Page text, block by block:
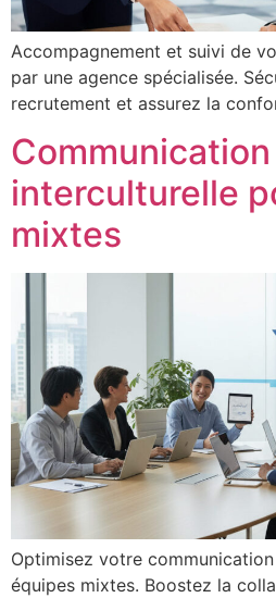
Accompagnement et suivi de
par une agence spécialisée.
recrutement et assurez la
Communication
interculturelle
mixtes
Optimisez votre
équipes mixtes. Boostez la